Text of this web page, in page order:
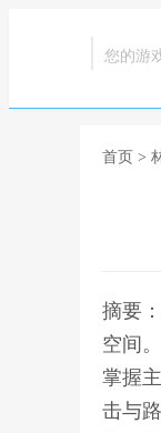
您的游
首页 >
摘要
空间
掌握
击与